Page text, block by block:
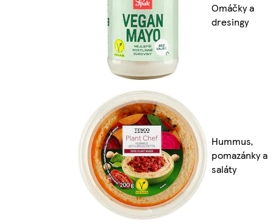
Omáčky a
dresingy
Hummus,
pomazánky a
saláty